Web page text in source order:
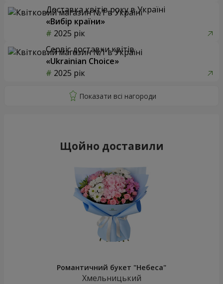
Доставка квітів року в Україні
«Вибір країни»
2025 рік
Сервіс доставки квітів
«Ukrainian Choice»
2025 рік
Щойно доставили
Романтичний букет "Небеса"
Хмельницький